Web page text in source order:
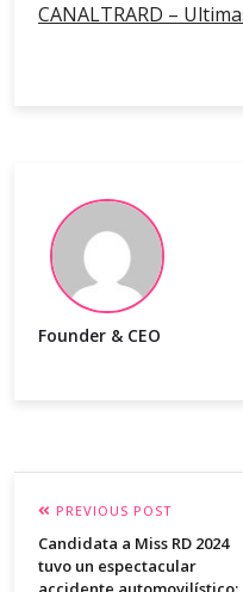
CANALTRARD –
Founder & CEO
PREVIOUS POST
Candidata a Miss RD 2024
tuvo un espectacular